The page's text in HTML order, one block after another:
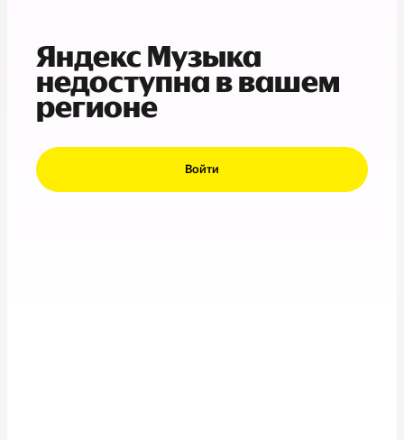
Яндекс Музыка
недоступна в вашем
регионе
Войти